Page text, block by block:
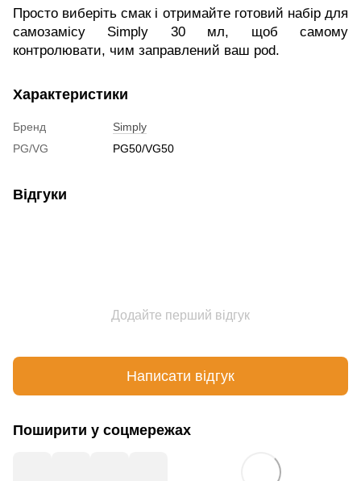
Просто виберіть смак і отримайте готовий набір для
самозамісу Simply 30 мл, щоб самому
контролювати, чим заправлений ваш pod.
Характеристики
Бренд
Simply
PG/VG
PG50/VG50
Відгуки
Додайте перший відгук
Написати відгук
Поширити у соцмережах